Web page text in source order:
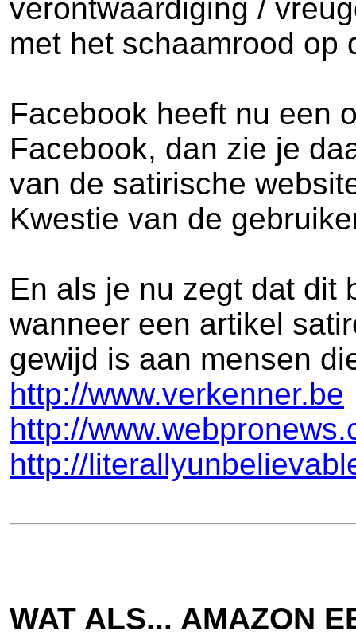
verontwaardiging /
met het schaamrood op
Facebook heeft nu een
Facebook, dan zie je
van de satirische
Kwestie van de
En als je nu zegt dat dit
wanneer een artikel
gewijd is aan mensen
http://www.verkenner.be
http://
http://
WAT ALS... AMAZON